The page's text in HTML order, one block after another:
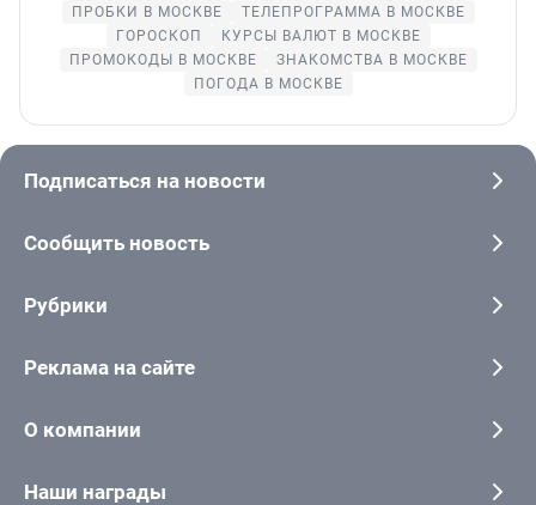
ПРОБКИ В МОСКВЕ
ТЕЛЕПРОГРАММА В МОСКВЕ
ГОРОСКОП
КУРСЫ ВАЛЮТ В МОСКВЕ
ПРОМОКОДЫ В МОСКВЕ
ЗНАКОМСТВА В МОСКВЕ
ПОГОДА В МОСКВЕ
Подписаться на новости
Сообщить новость
Рубрики
Реклама на сайте
О компании
Наши награды